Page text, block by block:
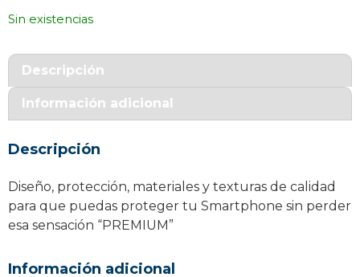
Sin existencias
Descripción
Información adicional
Descripción
Diseño, protección, materiales y texturas de calidad
para que puedas proteger tu Smartphone sin perder
esa sensación “PREMIUM”
Información adicional